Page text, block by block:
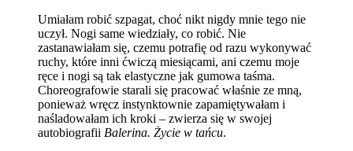
Umiałam robić szpagat, choć nikt nigdy mnie tego nie
uczył. Nogi same wiedziały, co robić. Nie
zastanawiałam się, czemu potrafię od razu wykonywać
ruchy, które inni ćwiczą miesiącami, ani czemu moje
ręce i nogi są tak elastyczne jak gumowa taśma.
Choreografowie starali się pracować właśnie ze mną,
ponieważ wręcz instynktownie zapamiętywałam i
naśladowałam ich kroki – zwierza się w swojej
autobiografii Balerina. Życie w tańcu.